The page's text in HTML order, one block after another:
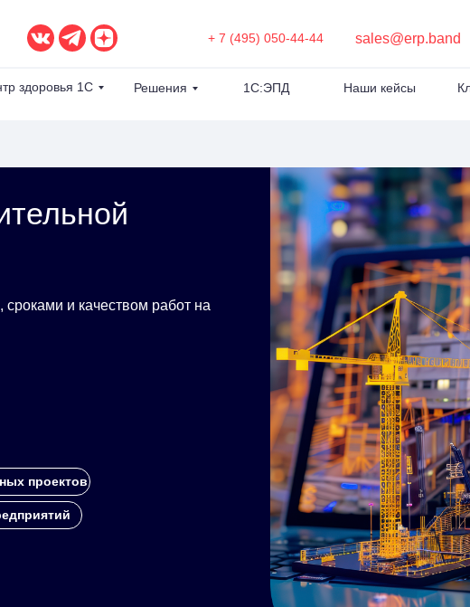
+ 7 (495) 050-44-44 sales@erp.band
1С:ЭПД
Решения
здоровья 1С Наши кейсы
и качеством работ на
проектов